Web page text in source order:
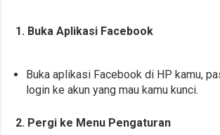
1. Buka Aplikasi Facebook
Buka aplikasi Facebook di HP kamu,
login ke akun yang mau kamu kunci.
2. Pergi ke Menu Pengaturan